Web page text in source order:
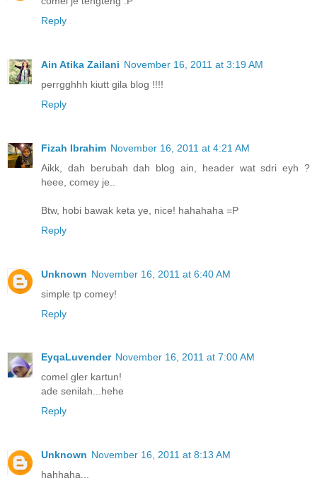
Reply
Ain Atika Zailani November 16, 2011 at 3:19 AM
perrgghhh kiutt gila blog !!!!
Reply
Fizah Ibrahim November 16, 2011 at 4:21 AM
Aikk, dah berubah dah blog ain, header wat sdri eyh ?
heee, comey je..
Btw, hobi bawak keta ye, nice! hahahaha =P
Reply
Unknown November 16, 2011 at 6:40 AM
simple tp comey!
Reply
EyqaLuvender November 16, 2011 at 7:00 AM
comel gler kartun!
ade senilah...hehe
Reply
Unknown November 16, 2011 at 8:13 AM
hahhaha...